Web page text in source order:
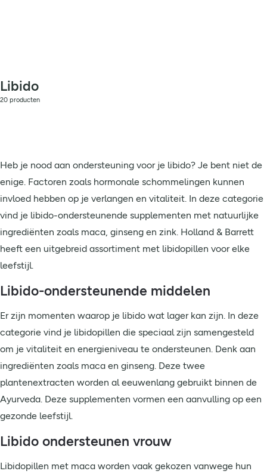
Libido
20 producten
Heb je nood aan ondersteuning voor je libido? Je bent niet de
enige. Factoren zoals hormonale schommelingen kunnen
invloed hebben op je verlangen en vitaliteit. In deze categorie
vind je libido-ondersteunende supplementen met natuurlijke
ingrediënten zoals maca, ginseng en zink. Holland & Barrett
heeft een uitgebreid assortiment met libidopillen voor elke
leefstijl.
Libido-ondersteunende middelen
Er zijn momenten waarop je libido wat lager kan zijn. In deze
categorie vind je libidopillen die speciaal zijn samengesteld
om je vitaliteit en energieniveau te ondersteunen. Denk aan
ingrediënten zoals maca en ginseng. Deze twee
plantenextracten worden al eeuwenlang gebruikt binnen de
Ayurveda. Deze supplementen vormen een aanvulling op een
gezonde leefstijl.
Libido ondersteunen vrouw
Libidopillen met maca worden vaak gekozen vanwege hun